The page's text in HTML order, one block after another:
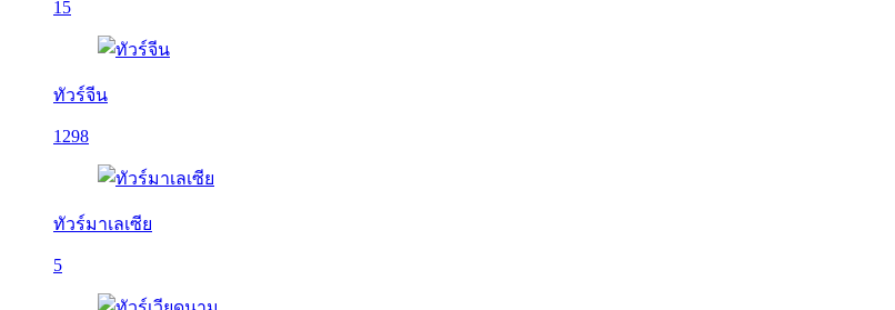
15
ทัวร์จีน
1298
ทัวร์มาเลเซีย
5